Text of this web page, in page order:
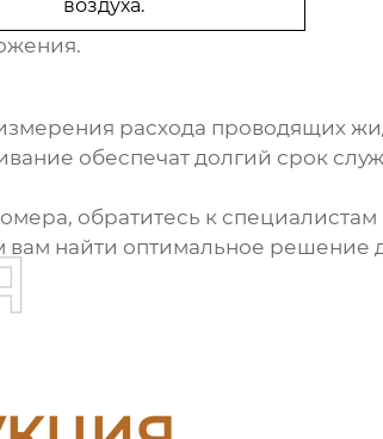
воздуха.
расхода проводящих
обеспечат долгий срок
, обратитесь к специалистам
найти оптимальное решение